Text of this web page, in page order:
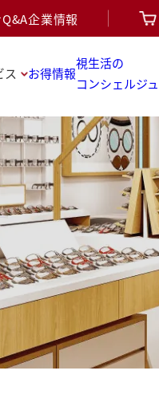
Q&A企業情報
ス お得情報
視生活の
コンシェルジュ